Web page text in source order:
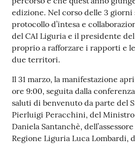
edizione. Nel corso delle 3 giorni
protocollo d’intesa e
del CAI Liguria e il presidente del
proprio a rafforzare i rapporti e
due territori.
Il 31 marzo, la manifestazione
ore 9:00, seguita dalla
saluti di benvenuto da parte del
Pierluigi Peracchini, del
Daniela Santanchè,
Regione Liguria Luca Lombardi,